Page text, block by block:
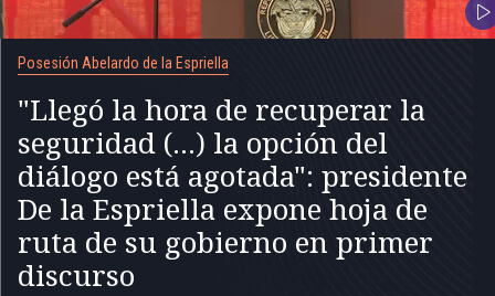
Posesión Abelardo de la Espriella
"Llegó la hora de recuperar la
seguridad (...) la opción del
diálogo está agotada": presidente
De la Espriella expone hoja de
ruta de su gobierno en primer
discurso